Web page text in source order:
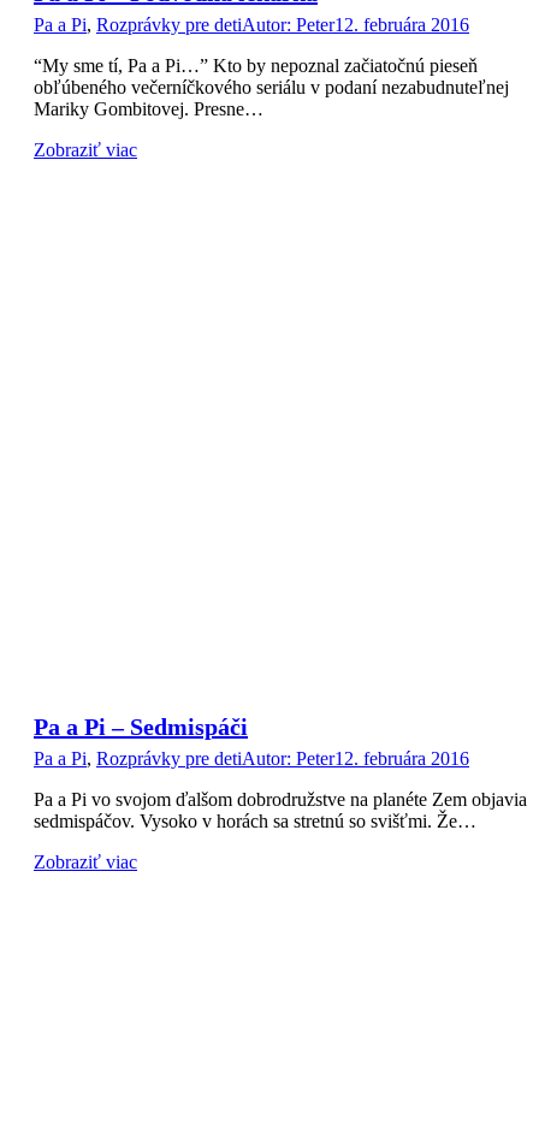
Pa a Pi, Rozprávky pre detiAutor: Peter12. februára 2016
“My sme tí, Pa a Pi…” Kto by nepoznal začiatočnú pieseň
obľúbeného večerníčkového seriálu v podaní nezabudnuteľnej
Mariky Gombitovej. Presne…
Zobraziť viac
Pa a Pi – Sedmispáči
Pa a Pi, Rozprávky pre detiAutor: Peter12. februára 2016
Pa a Pi vo svojom ďalšom dobrodružstve na planéte Zem objavia
sedmispáčov. Vysoko v horách sa stretnú so svišťmi. Že…
Zobraziť viac